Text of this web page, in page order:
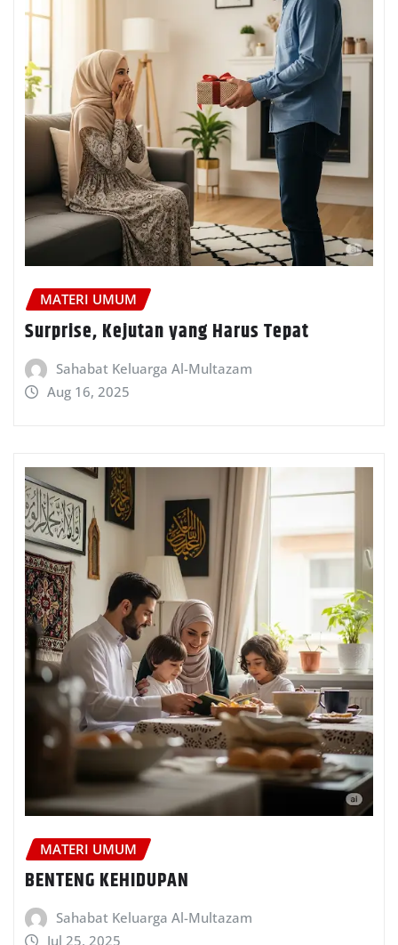
MATERI UMUM
Surprise, Kejutan yang Harus Tepat
Sahabat Keluarga Al-Multazam
Aug 16, 2025
MATERI UMUM
BENTENG KEHIDUPAN
Sahabat Keluarga Al-Multazam
Jul 25, 2025